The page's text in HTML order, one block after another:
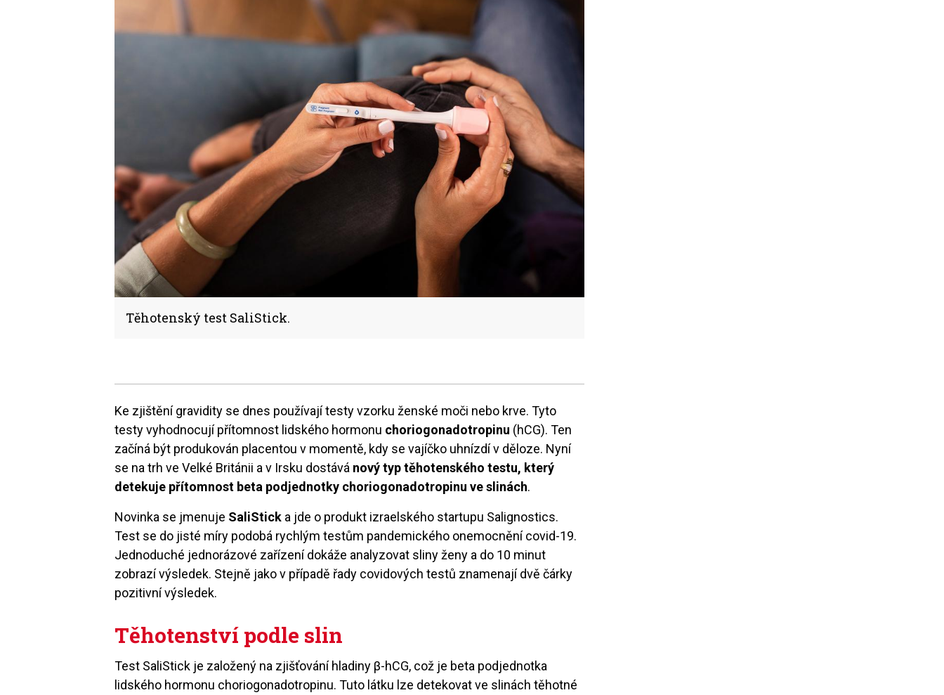
Těhotenský test SaliStick.
Ke zjištění gravidity se dnes používají testy vzorku ženské moči nebo krve. Tyto
testy vyhodnocují přítomnost lidského hormonu choriogonadotropinu (hCG). Ten
začíná být produkován placentou v momentě, kdy se vajíčko uhnízdí v děloze. Nyní
se na trh ve Velké Británii a v Irsku dostává nový typ těhotenského testu, který
detekuje přítomnost beta podjednotky choriogonadotropinu ve slinách.
Novinka se jmenuje SaliStick a jde o produkt izraelského startupu Salignostics.
Test se do jisté míry podobá rychlým testům pandemického onemocnění covid-19.
Jednoduché jednorázové zařízení dokáže analyzovat sliny ženy a do 10 minut
zobrazí výsledek. Stejně jako v případě řady covidových testů znamenají dvě čárky
pozitivní výsledek.
Těhotenství podle slin
Test SaliStick je založený na zjišťování hladiny β-hCG, což je beta podjednotka
lidského hormonu choriogonadotropinu. Tuto látku lze detekovat ve slinách těhotné